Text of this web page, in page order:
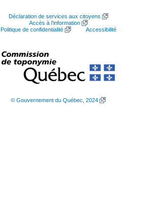
Déclaration de services aux citoyens
Accès à l’information
Politique de confidentialité
Accessibilité
© Gouvernement du Québec, 2024